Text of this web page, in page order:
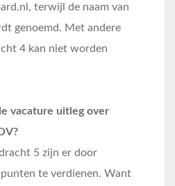
terwijl de naam van
genoemd. Met andere
4 kan niet worden
vacature uitleg over
5 zijn er door
te verdienen. Want